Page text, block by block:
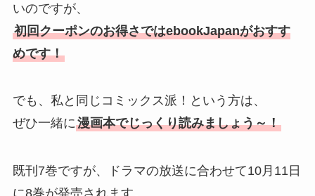
いのですが、
初回クーポンのお得さではebookJapanがおすす
めです！
でも、私と同じコミックス派！という方は、
ぜひ一緒に漫画本でじっくり読みましょう～！
既刊7巻ですが、ドラマの放送に合わせて10月11日